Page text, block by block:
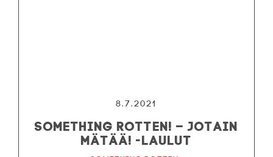
8.7.2021
Something Rotten! – Jotain
mätää! -laulut